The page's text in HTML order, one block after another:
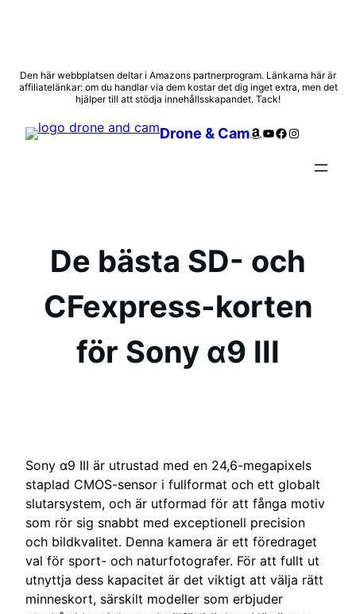
Hoppa
till
Den här webbplatsen deltar i Amazons partnerprogram. Länkarna här är
affiliatelänkar: om du handlar via dem kostar det dig inget extra, men det
hjälper till att stödja innehållsskapandet. Tack!
Drone & CamAmazon
YouTube
Facebook
Instagram
De bästa SD- och
CFexpress-korten
för Sony α9 III
Sony α9 III är utrustad med en 24,6-megapixels
staplad CMOS-sensor i fullformat och ett globalt
slutarsystem, och är utformad för att fånga motiv
som rör sig snabbt med exceptionell precision
och bildkvalitet. Denna kamera är ett föredraget
val för sport- och naturfotografer. För att fullt ut
utnyttja dess kapacitet är det viktigt att välja rätt
minneskort, särskilt modeller som erbjuder